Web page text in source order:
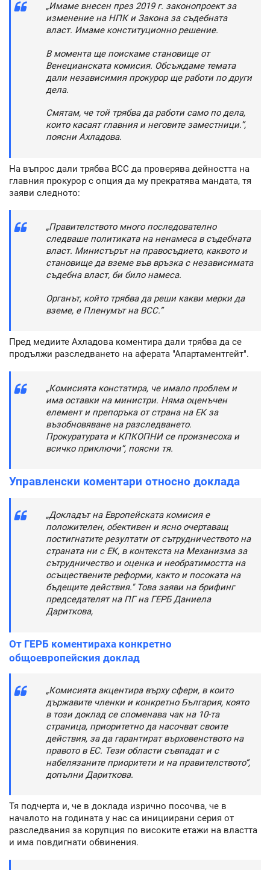
„Имаме внесен през 2019 г. законопроект за
изменение на НПК и Закона за съдебната
власт. Имаме конституционно решение.
В момента ще поискаме становище от
Венецианската комисия. Обсъждаме темата
дали независимия прокурор ще работи по други
дела.
Смятам, че той трябва да работи само по дела,
които касаят главния и неговите заместници.”,
поясни Ахладова.
На въпрос дали трябва ВСС да проверява дейността на
главния прокурор с опция да му прекратява мандата, тя
заяви следното:
„Правителството много последователно
следваше политиката на ненамеса в съдебната
власт. Министърът на правосъдието, каквото и
становище да вземе във връзка с независимата
съдебна власт, би било намеса.
Органът, който трябва да реши какви мерки да
вземе, е Пленумът на ВСС.”
Пред медиите Ахладова коментира дали трябва да се
продължи разследването на аферата "Апартаментгейт".
„Комисията констатира, че имало проблем и
има оставки на министри. Няма оценъчен
елемент и препоръка от страна на ЕК за
възобновяване на разследването.
Прокуратурата и КПКОПНИ се произнесоха и
всичко приключи”, поясни тя.
Управленски коментари относно доклада
„Докладът на Европейската комисия е
положителен, обективен и ясно очертаващ
постигнатите резултати от сътрудничеството на
страната ни с ЕК, в контекста на Механизма за
сътрудничество и оценка и необратимостта на
осъществените реформи, както и посоката на
бъдещите действия." Това заяви на брифинг
председателят на ПГ на ГЕРБ Даниела
Дариткова,
От ГЕРБ коментираха конкретно
общоевропейския доклад
„Комисията акцентира върху сфери, в които
държавите членки и конкретно България, която
в този доклад се споменава чак на 10-та
страница, приоритетно да насочват своите
действия, за да гарантират върховенството на
правото в ЕС. Тези области съвпадат и с
набелязаните приоритети и на правителството“,
допълни Дариткова.
Тя подчерта и, че в доклада изрично посочва, че в
началото на годината у нас са инициирани серия от
разследвания за корупция по високите етажи на властта
и има повдигнати обвинения.